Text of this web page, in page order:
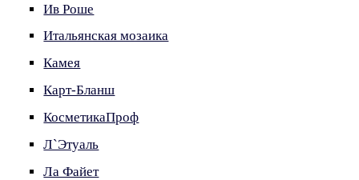
Ив Роше
Итальянская мозаика
Камея
Карт-Бланш
КосметикаПроф
Л`Этуаль
Ла Файет